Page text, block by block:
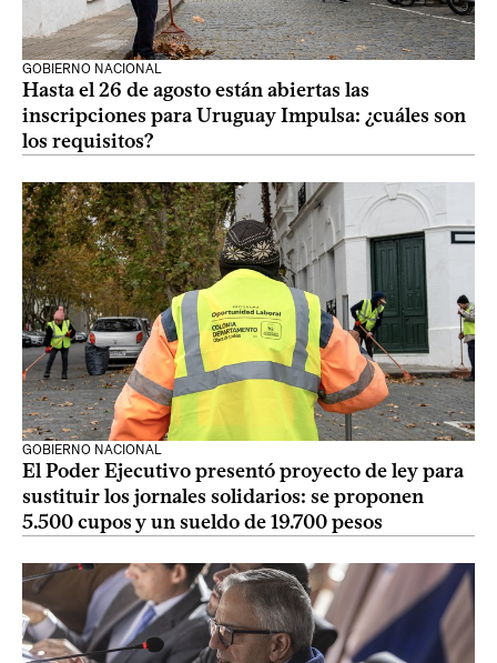
GOBIERNO NACIONAL
Hasta el 26 de agosto están abiertas las
inscripciones para Uruguay Impulsa: ¿cuáles son
los requisitos?
GOBIERNO NACIONAL
El Poder Ejecutivo presentó proyecto de ley para
sustituir los jornales solidarios: se proponen
5.500 cupos y un sueldo de 19.700 pesos